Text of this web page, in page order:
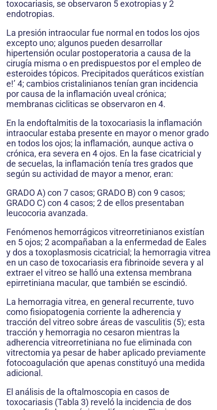
toxocariasis, se observaron 5 exotropias y 2
endotropias.
La presión intraocular fue normal en todos los ojos
excepto uno; algunos pueden desarrollar
hipertensión ocular postoperatoria a causa de la
cirugía misma o en predispuestos por el empleo de
esteroides tópicos. Precipitados queráticos existían
e!’ 4; cambios cristalinianos tenían gran incidencia
por causa de la inflamación uveal crónica;
membranas cicliticas se observaron en 4.
En la endoftalmitis de la toxocariasis la inflamación
intraocular estaba presente en mayor o menor grado
en todos los ojos; la inflamación, aunque activa o
crónica, era severa en 4 ojos. En la fase cicatricial y
de secuelas, la inflamación tenía tres grados que
según su actividad de mayor a menor, eran:
GRADO A) con 7 casos; GRADO B) con 9 casos;
GRADO C) con 4 casos; 2 de ellos presentaban
leucocoria avanzada.
Fenómenos hemorrágicos vitreorretinianos existían
en 5 ojos; 2 acompañaban a la enfermedad de Eales
y dos a toxoplasmosis cicatricial; la hemorragia vitrea
en un caso de toxocariasis era fibrinoide severa y al
extraer el vitreo se halló una extensa membrana
epirretiniana macular, que también se escindió.
La hemorragia vitrea, en general recurrente, tuvo
como fisiopatogenia corriente la adherencia y
tracción del vitreo sobre áreas de vasculitis (5); esta
tracción y hemorragia no cesaron mientras la
adherencia vitreorretiniana no fue eliminada con
vitrectomia ya pesar de haber aplicado previamente
fotocoagulación que apenas constituyó una medida
adicional.
El análisis de la oftalmoscopia en casos de
toxocariasis (Tabla 3) reveló la incidencia de dos